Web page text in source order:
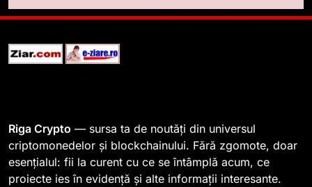
blockchain pentru a asigura
spre o depășire a pragului de
0,000005 dolari
STIRI
2
Regulamentul MiCA privind
Riga Crypto — sursa ta de noutăți din universul
criptomonedelor și blockchainului. Fără zgomote, doar
esențialul: fii la curent cu ce se întâmplă acum, ce
proiecte ies în evidență și alte informații interesante.